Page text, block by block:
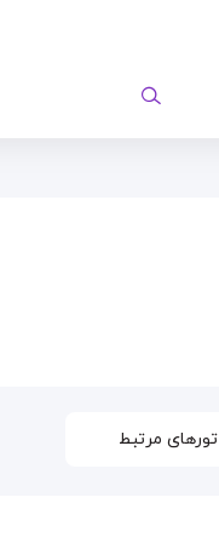
تورهای مرتبط